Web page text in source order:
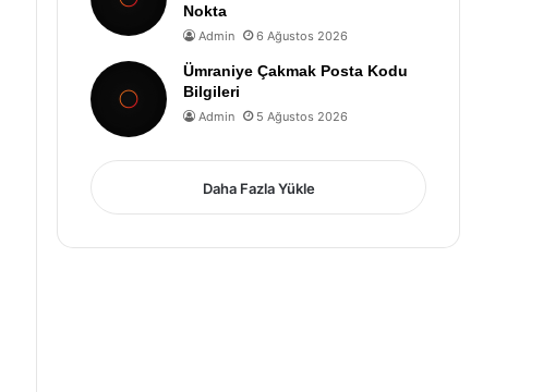
Nokta
Admin 6 Ağustos 2026
Ümraniye Çakmak Posta Kodu
Bilgileri
Admin 5 Ağustos 2026
Daha Fazla Yükle